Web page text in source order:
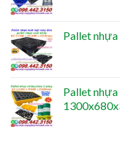
Pallet
Pallet nhựa